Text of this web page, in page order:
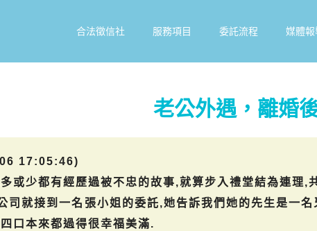
合法徵信社 服務項目 委託流程 媒體報
老公外遇，離婚
17:05:46)
或少都有經歷過被不忠的故事,就算步入禮堂結為連理,
司就接到一名張小姐的委託,她告訴我們她的先生是一
口本來都過得很幸福美滿.